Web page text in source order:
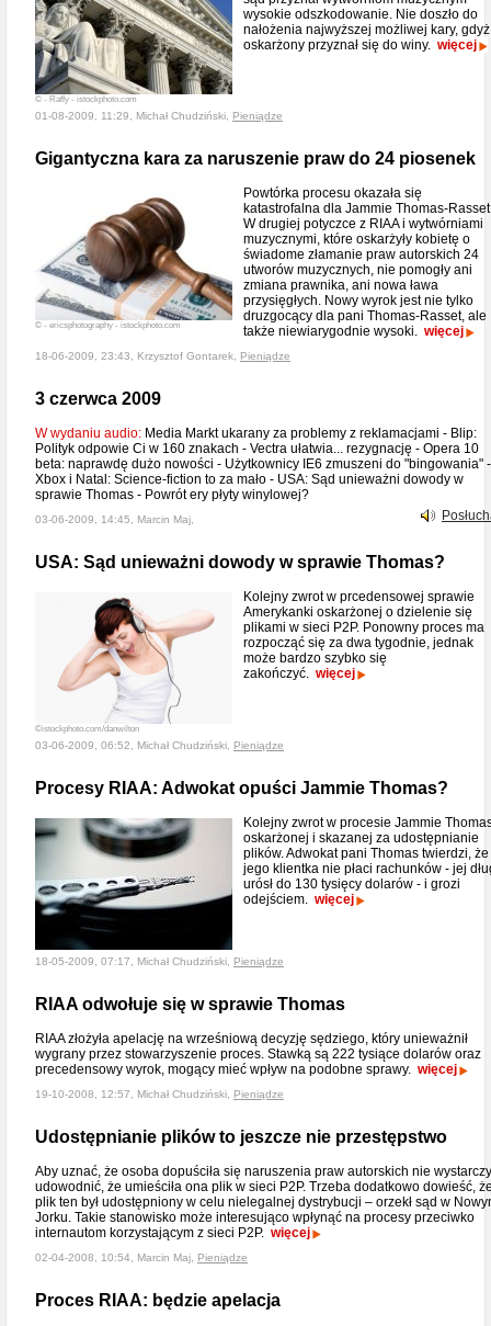
© - Raffy - istockphoto.com
wysokie odszkodowanie. Nie doszło do
nałożenia najwyższej możliwej kary, gdyż
oskarżony przyznał się do winy. więcej
01-08-2009, 11:29, Michał Chudziński, Pieniądze
Gigantyczna kara za naruszenie praw do 24 piosenek
© - ericsphotography - istockphoto.com
Powtórka procesu okazała się
katastrofalna dla Jammie Thomas-
W drugiej potyczce z RIAA i wytwórniami
muzycznymi, które oskarżyły kobietę o
świadome złamanie praw autorskich 24
utworów muzycznych, nie pomogły ani
zmiana prawnika, ani nowa ława
przysięgłych. Nowy wyrok jest nie tylko
druzgocący dla pani Thomas-Rasset, ale
także niewiarygodnie wysoki. więcej
18-06-2009, 23:43, Krzysztof Gontarek, Pieniądze
3 czerwca 2009
W wydaniu audio: Media Markt ukarany za problemy z reklamacjami - Blip:
Polityk odpowie Ci w 160 znakach - Vectra ułatwia... rezygnację - Opera 10
beta: naprawdę dużo nowości - Użytkownicy IE6 zmuszeni do "bingowania" -
Xbox i Natal: Science-fiction to za mało - USA: Sąd unieważni dowody w
sprawie Thomas - Powrót ery płyty winylowej?
03-06-2009, 14:45, Marcin Maj,
USA: Sąd unieważni dowody w sprawie Thomas?
©istockphoto.com/danwilton
Kolejny zwrot w prcedensowej sprawie
Amerykanki oskarżonej o dzielenie się
plikami w sieci P2P. Ponowny proces ma
rozpocząć się za dwa tygodnie, jednak
może bardzo szybko się
zakończyć. więcej
03-06-2009, 06:52, Michał Chudziński, Pieniądze
Procesy RIAA: Adwokat opuści Jammie Thomas?
Kolejny zwrot w procesie Jammie
oskarżonej i skazanej za udostępnianie
plików. Adwokat pani Thomas twierdzi, że
jego klientka nie płaci rachunków - jej
urósł do 130 tysięcy dolarów - i grozi
odejściem. więcej
18-05-2009, 07:17, Michał Chudziński, Pieniądze
RIAA odwołuje się w sprawie Thomas
RIAA złożyła apelację na wrześniową decyzję sędziego, który unieważnił
wygrany przez stowarzyszenie proces. Stawką są 222 tysiące dolarów oraz
precedensowy wyrok, mogący mieć wpływ na podobne sprawy. więcej
19-10-2008, 12:57, Michał Chudziński, Pieniądze
Udostępnianie plików to jeszcze nie przestępstwo
Aby uznać, że osoba dopuściła się naruszenia praw autorskich nie wystarczy
udowodnić, że umieściła ona plik w sieci P2P. Trzeba dodatkowo dowieść,
plik ten był udostępniony w celu nielegalnej dystrybucji – orzekł sąd w
Jorku. Takie stanowisko może interesująco wpłynąć na procesy przeciwko
internautom korzystającym z sieci P2P. więcej
02-04-2008, 10:54, Marcin Maj, Pieniądze
Proces RIAA: będzie apelacja